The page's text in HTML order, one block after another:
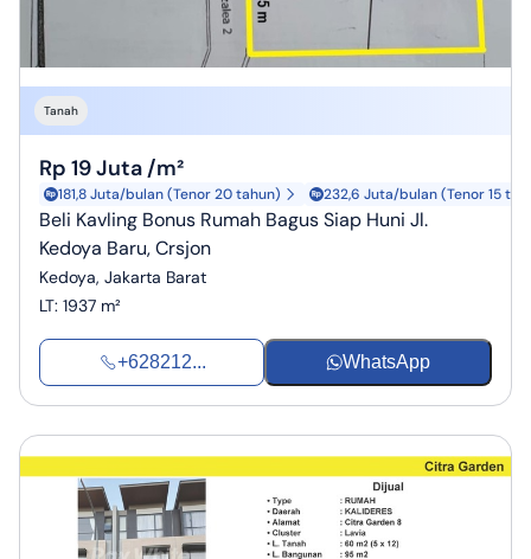
Tanah
Rp 19 Juta /m²
181,8 Juta/bulan (Tenor 20 tahun) 232,6 Juta/bulan (Tenor 15
Beli Kavling Bonus Rumah Bagus Siap Huni Jl.
Kedoya Baru, Crsjon
Kedoya, Jakarta Barat
LT: 1937 m²
+628212... WhatsApp